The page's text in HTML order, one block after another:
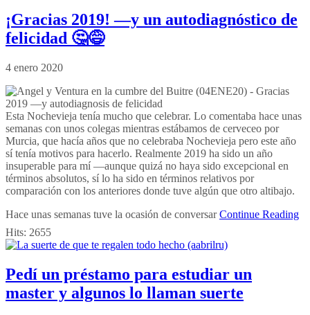
¡Gracias 2019! —y un autodiagnóstico de
felicidad 🤔😅
4 enero 2020
Esta Nochevieja tenía mucho que celebrar. Lo comentaba hace unas
semanas con unos colegas mientras estábamos de cerveceo por
Murcia, que hacía años que no celebraba Nochevieja pero este año
sí tenía motivos para hacerlo. Realmente 2019 ha sido un año
insuperable para mí —aunque quizá no haya sido excepcional en
términos absolutos, sí lo ha sido en términos relativos por
comparación con los anteriores donde tuve algún que otro altibajo.
Hace unas semanas tuve la ocasión de conversarContinue Reading
Hits: 2655
Pedí un préstamo para estudiar un
master y algunos lo llaman suerte